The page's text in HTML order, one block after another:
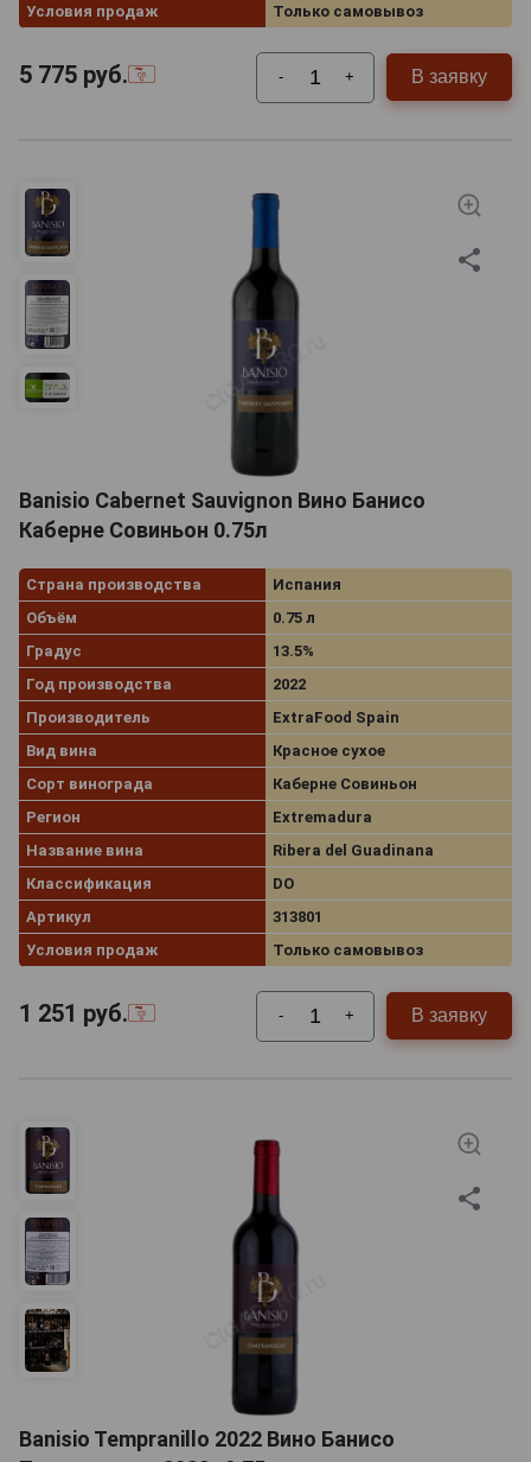
Условия продаж
Только самовывоз
5 775 руб. - + В заявку
Banisio Cabernet Sauvignon Вино Банисо
Каберне Совиньон 0.75л
Страна производства
Испания
Объём
0.75 л
Градус
13.5%
Год производства
2022
Производитель
ExtraFood Spain
Вид вина
Красное сухое
Сорт винограда
Каберне Совиньон
Регион
Extremadura
Название вина
Ribera del Guadinana
Классификация
DO
Артикул
313801
Условия продаж
Только самовывоз
1 251 руб. - + В заявку
Banisio Tempranillo 2022 Вино Банисо